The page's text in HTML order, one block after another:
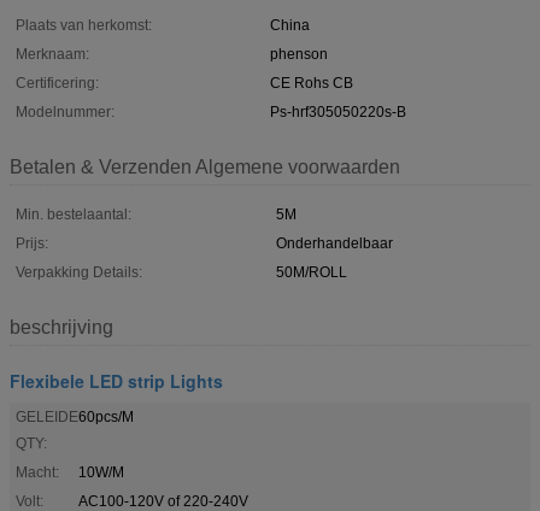
Plaats van herkomst:
China
Merknaam:
phenson
Certificering:
CE Rohs CB
Modelnummer:
Ps-hrf305050220s-B
Betalen & Verzenden Algemene voorwaarden
Min. bestelaantal:
5M
Prijs:
Onderhandelbaar
Verpakking Details:
50M/ROLL
beschrijving
Flexibele LED strip Lights
GELEIDE
QTY:
60pcs/M
Macht:
10W/M
Volt:
AC100-120V of 220-240V